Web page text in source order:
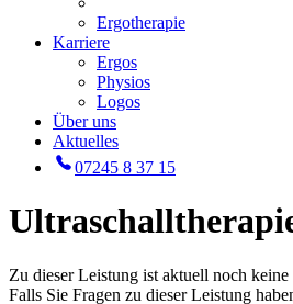
Ergotherapie
Karriere
Ergos
Physios
Logos
Über uns
Aktuelles
07245 8 37 15
Zu dieser Leistung ist aktuell noch
Falls Sie Fragen zu dieser Leistung